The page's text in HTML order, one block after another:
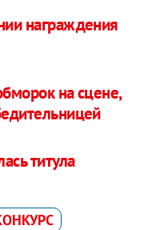
награждения
на сцене,
титула